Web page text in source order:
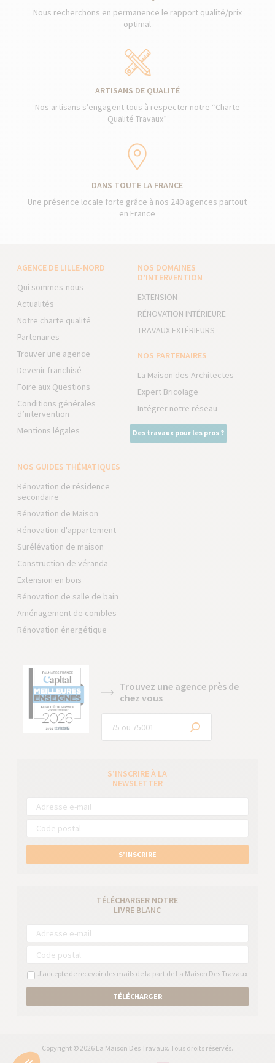
Nous recherchons en permanence le rapport qualité/prix
optimal
ARTISANS DE QUALITÉ
Nos artisans s’engagent tous à respecter notre “Charte
Qualité Travaux”
DANS TOUTE LA FRANCE
Une présence locale forte grâce à nos 240 agences partout
en France
AGENCE DE LILLE-NORD
Qui sommes-nous
Actualités
Notre charte qualité
Partenaires
Trouver une agence
Devenir franchisé
Foire aux Questions
Conditions générales
d’intervention
Mentions légales
NOS DOMAINES
D’INTERVENTION
EXTENSION
RÉNOVATION INTÉRIEURE
TRAVAUX EXTÉRIEURS
NOS PARTENAIRES
La Maison des Architectes
Expert Bricolage
Intégrer notre réseau
Des travaux pour les pros ?
NOS GUIDES THÉMATIQUES
Rénovation de résidence
secondaire
Rénovation de Maison
Rénovation d'appartement
Surélévation de maison
Construction de véranda
Extension en bois
Rénovation de salle de bain
Aménagement de combles
Rénovation énergétique
Trouvez une agence près de
chez vous
S’INSCRIRE À LA
NEWSLETTER
S’INSCRIRE
TÉLÉCHARGER NOTRE
LIVRE BLANC
J’accepte de recevoir des mails de la part de La Maison Des Travaux
TÉLÉCHARGER
Copyright © 2026 La Maison Des Travaux. Tous droits réservés.